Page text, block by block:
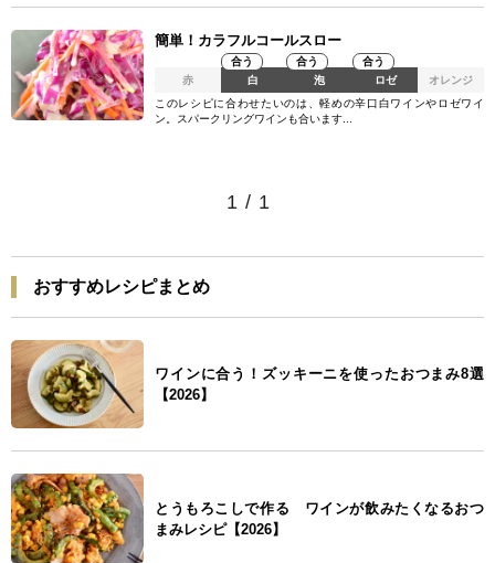
簡単！カラフルコールスロー
赤
合う
白
合う
泡
合う
ロゼ
オレンジ
このレシピに合わせたいのは、軽めの辛口白ワインやロゼワイ
ン。スパークリングワインも合います...
1 / 1
おすすめレシピまとめ
ワインに合う！ズッキーニを使ったおつまみ8選
【2026】
とうもろこしで作る ワインが飲みたくなるおつ
まみレシピ【2026】